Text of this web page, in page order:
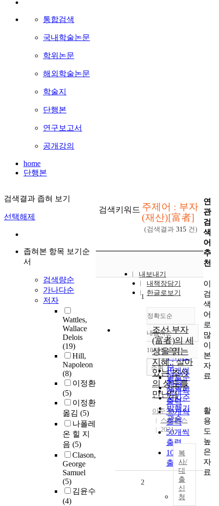
통합검색
국내학술논문
학위논문
해외학술논문
학술지
단행본
연구보고서
공개강의
home
단행본
검색결과 좁혀 보기
선택해제
좁혀본 항목 보기순
서
검색량순
가나다순
저자
Wattles,
Wallace
Delois
(19)
Hill,
Napoleon
(8)
이정환
(5)
이정환
옮김 (5)
나폴레
온 힐 지
음 (5)
Clason,
George
Samuel
(5)
김윤수
(4)
검색키워드 주제어 : 부자
(재산)[富者]
(검색결과 315 건)
내보내기
내책장담기
한글로보기
정확도순
정확도
순
인기도
순
연도순
제목순
저자순
발행기
관순
내림차순
내림차순
10개씩 출력
10개씩
출력
20개씩
출력
30개씩
출력
50개씩
출력
100개씩
출력
조회
1
조선 부자
(富者)의 세
상을 읽는
지혜 : 살아
있는 조선
의 상도를
만난다
이준구
스타북스
2021
복
사/
대
출
신
청
2
연
관
검
색
어
추
천
이
검
색
어
로
많
이
본
자
료
활
용
도
높
은
자
료